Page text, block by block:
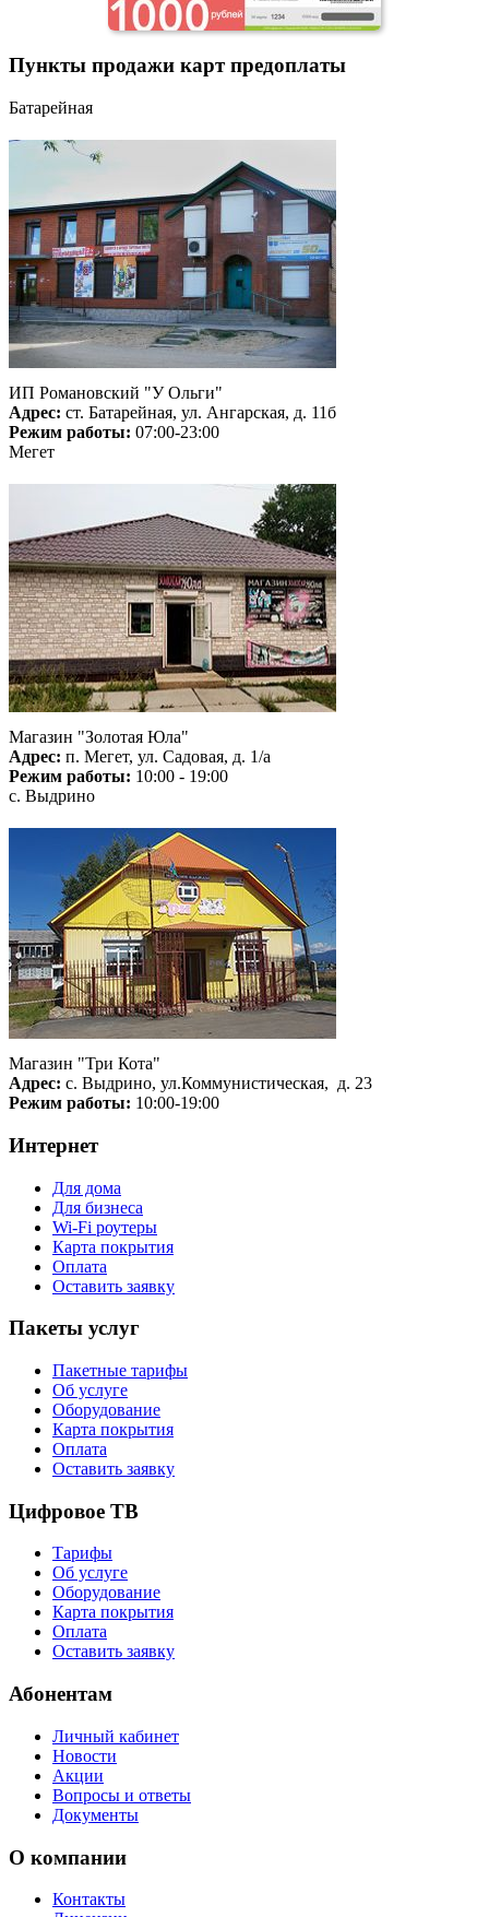
Пункты продажи карт предоплаты
Батарейная
ИП Романовский "У Ольги"
Адрес: ст. Батарейная, ул. Ангарская, д. 11б
Режим работы: 07:00-23:00
Мегет
Магазин "Золотая Юла"
Адрес: п. Мегет, ул. Садовая, д. 1/а
Режим работы: 10:00 - 19:00
с. Выдрино
Магазин "Три Кота"
Адрес: с. Выдрино, ул.Коммунистическая, д. 23
Режим работы: 10:00-19:00
Интернет
Для дома
Для бизнеса
Wi-Fi роутеры
Карта покрытия
Оплата
Оставить заявку
Пакеты услуг
Пакетные тарифы
Об услуге
Оборудование
Карта покрытия
Оплата
Оставить заявку
Цифровое ТВ
Тарифы
Об услуге
Оборудование
Карта покрытия
Оплата
Оставить заявку
Абонентам
Личный кабинет
Новости
Акции
Вопросы и ответы
Документы
О компании
Контакты